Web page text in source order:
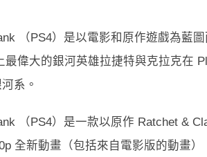
（PS4）是以電影和原作遊戲為藍
最偉大的銀河英雄拉捷特與克拉克在
系。
（PS4）是一款以原作 Ratchet &
全新動畫（包括來自電影版的動畫